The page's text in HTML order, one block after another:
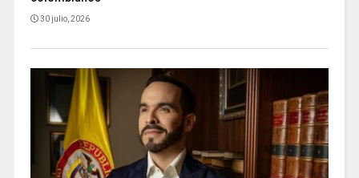
30 julio, 2026